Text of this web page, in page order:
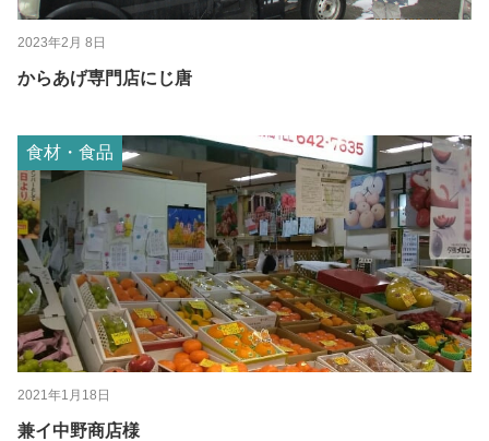
2023年2月 8日
からあげ専門店にじ唐
食材・食品
2021年1月18日
兼イ中野商店様